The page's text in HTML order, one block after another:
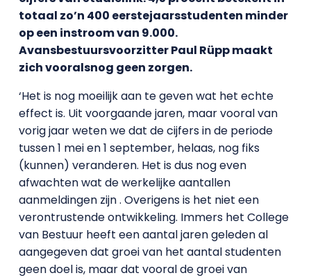
totaal zo’n 400 eerstejaarsstudenten minder
op een instroom van 9.000.
Avansbestuursvoorzitter Paul Rüpp maakt
zich vooralsnog geen zorgen.
‘Het is nog moeilijk aan te geven wat het echte
effect is. Uit voorgaande jaren, maar vooral van
vorig jaar weten we dat de cijfers in de periode
tussen 1 mei en 1 september, helaas, nog fiks
(kunnen) veranderen. Het is dus nog even
afwachten wat de werkelijke aantallen
aanmeldingen zijn . Overigens is het niet een
verontrustende ontwikkeling. Immers het College
van Bestuur heeft een aantal jaren geleden al
aangegeven dat groei van het aantal studenten
geen doel is, maar dat vooral de groei van